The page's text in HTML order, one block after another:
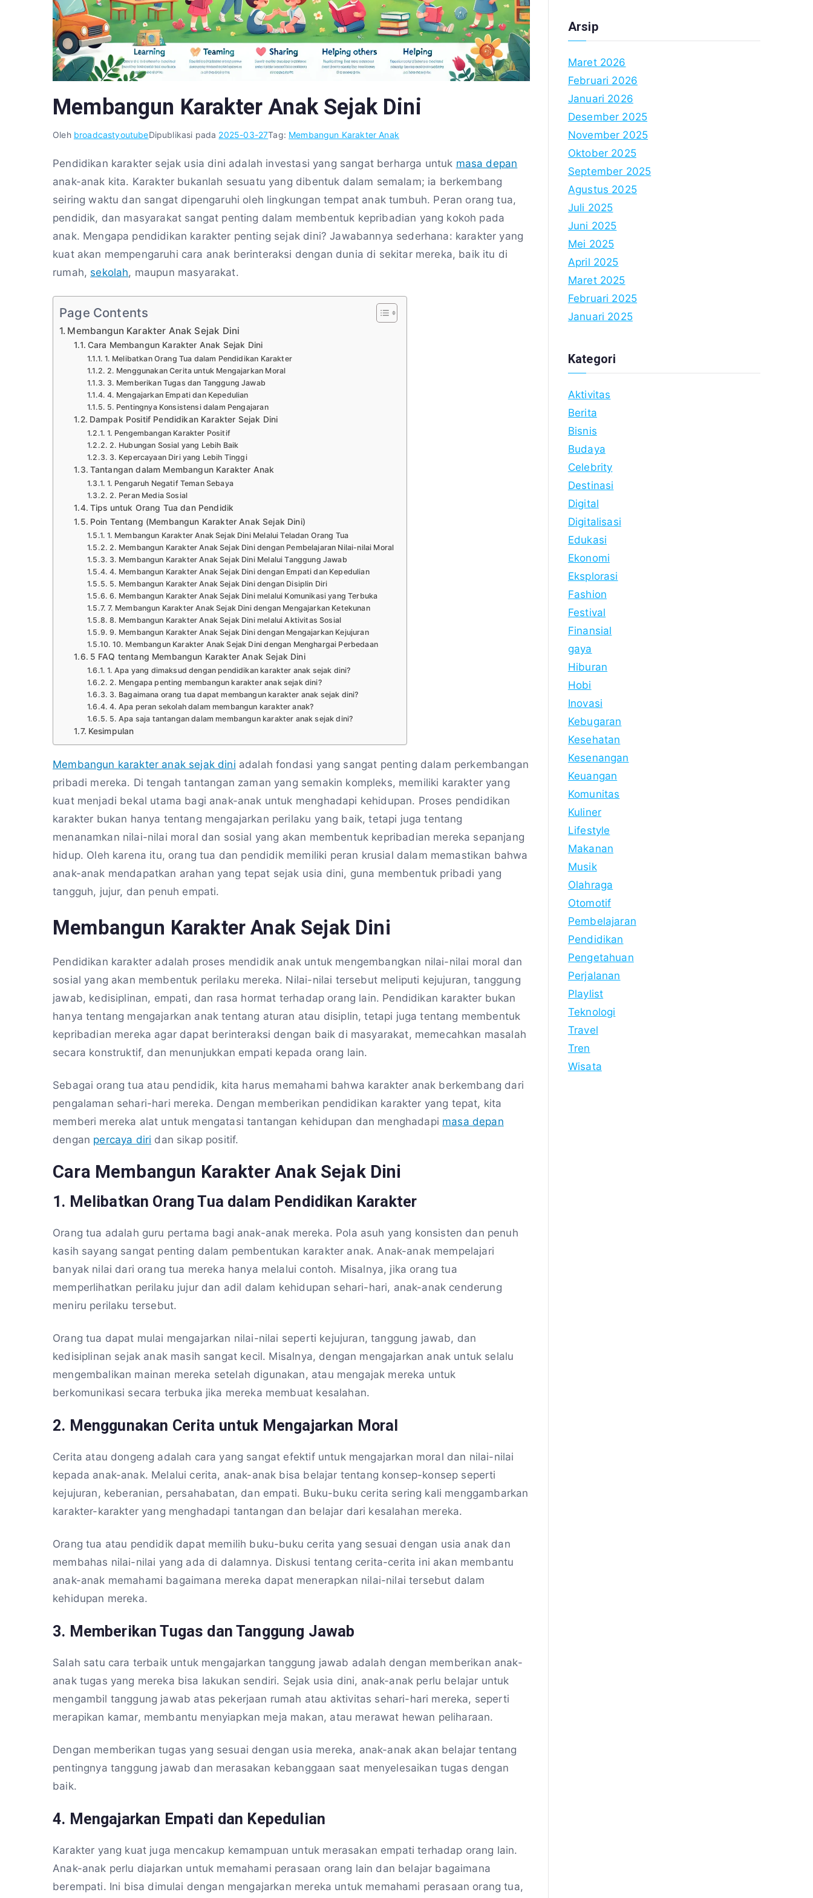
Membangun Karakter Anak Sejak Dini
Oleh broadcastyoutubeDipublikasi pada 2025-03-27Tag: Membangun Karakter Anak
Pendidikan karakter sejak usia dini adalah investasi yang sangat berharga untuk masa depan
anak-anak kita. Karakter bukanlah sesuatu yang dibentuk dalam semalam; ia berkembang
seiring waktu dan sangat dipengaruhi oleh lingkungan tempat anak tumbuh. Peran orang tua,
pendidik, dan masyarakat sangat penting dalam membentuk kepribadian yang kokoh pada
anak. Mengapa pendidikan karakter penting sejak dini? Jawabannya sederhana: karakter yang
kuat akan mempengaruhi cara anak berinteraksi dengan dunia di sekitar mereka, baik itu di
rumah, sekolah, maupun masyarakat.
Page Contents
Membangun Karakter Anak Sejak Dini
Cara Membangun Karakter Anak Sejak Dini
1. Melibatkan Orang Tua dalam Pendidikan Karakter
2. Menggunakan Cerita untuk Mengajarkan Moral
3. Memberikan Tugas dan Tanggung Jawab
4. Mengajarkan Empati dan Kepedulian
5. Pentingnya Konsistensi dalam Pengajaran
Dampak Positif Pendidikan Karakter Sejak Dini
1. Pengembangan Karakter Positif
2. Hubungan Sosial yang Lebih Baik
3. Kepercayaan Diri yang Lebih Tinggi
Tantangan dalam Membangun Karakter Anak
1. Pengaruh Negatif Teman Sebaya
2. Peran Media Sosial
Tips untuk Orang Tua dan Pendidik
Poin Tentang (Membangun Karakter Anak Sejak Dini)
1. Membangun Karakter Anak Sejak Dini Melalui Teladan Orang Tua
2. Membangun Karakter Anak Sejak Dini dengan Pembelajaran Nilai-nilai Moral
3. Membangun Karakter Anak Sejak Dini Melalui Tanggung Jawab
4. Membangun Karakter Anak Sejak Dini dengan Empati dan Kepedulian
5. Membangun Karakter Anak Sejak Dini dengan Disiplin Diri
6. Membangun Karakter Anak Sejak Dini melalui Komunikasi yang Terbuka
7. Membangun Karakter Anak Sejak Dini dengan Mengajarkan Ketekunan
8. Membangun Karakter Anak Sejak Dini melalui Aktivitas Sosial
9. Membangun Karakter Anak Sejak Dini dengan Mengajarkan Kejujuran
10. Membangun Karakter Anak Sejak Dini dengan Menghargai Perbedaan
5 FAQ tentang Membangun Karakter Anak Sejak Dini
1. Apa yang dimaksud dengan pendidikan karakter anak sejak dini?
2. Mengapa penting membangun karakter anak sejak dini?
3. Bagaimana orang tua dapat membangun karakter anak sejak dini?
4. Apa peran sekolah dalam membangun karakter anak?
5. Apa saja tantangan dalam membangun karakter anak sejak dini?
Kesimpulan
Membangun karakter anak sejak dini adalah fondasi yang sangat penting dalam perkembangan
pribadi mereka. Di tengah tantangan zaman yang semakin kompleks, memiliki karakter yang
kuat menjadi bekal utama bagi anak-anak untuk menghadapi kehidupan. Proses pendidikan
karakter bukan hanya tentang mengajarkan perilaku yang baik, tetapi juga tentang
menanamkan nilai-nilai moral dan sosial yang akan membentuk kepribadian mereka sepanjang
hidup. Oleh karena itu, orang tua dan pendidik memiliki peran krusial dalam memastikan bahwa
anak-anak mendapatkan arahan yang tepat sejak usia dini, guna membentuk pribadi yang
tangguh, jujur, dan penuh empati.
Membangun Karakter Anak Sejak Dini
Pendidikan karakter adalah proses mendidik anak untuk mengembangkan nilai-nilai moral dan
sosial yang akan membentuk perilaku mereka. Nilai-nilai tersebut meliputi kejujuran, tanggung
jawab, kedisiplinan, empati, dan rasa hormat terhadap orang lain. Pendidikan karakter bukan
hanya tentang mengajarkan anak tentang aturan atau disiplin, tetapi juga tentang membentuk
kepribadian mereka agar dapat berinteraksi dengan baik di masyarakat, memecahkan masalah
secara konstruktif, dan menunjukkan empati kepada orang lain.
Sebagai orang tua atau pendidik, kita harus memahami bahwa karakter anak berkembang dari
pengalaman sehari-hari mereka. Dengan memberikan pendidikan karakter yang tepat, kita
memberi mereka alat untuk mengatasi tantangan kehidupan dan menghadapi masa depan
dengan percaya diri dan sikap positif.
Cara Membangun Karakter Anak Sejak Dini
1. Melibatkan Orang Tua dalam Pendidikan Karakter
Orang tua adalah guru pertama bagi anak-anak mereka. Pola asuh yang konsisten dan penuh
kasih sayang sangat penting dalam pembentukan karakter anak. Anak-anak mempelajari
banyak nilai dari orang tua mereka hanya melalui contoh. Misalnya, jika orang tua
memperlihatkan perilaku jujur dan adil dalam kehidupan sehari-hari, anak-anak cenderung
meniru perilaku tersebut.
Orang tua dapat mulai mengajarkan nilai-nilai seperti kejujuran, tanggung jawab, dan
kedisiplinan sejak anak masih sangat kecil. Misalnya, dengan mengajarkan anak untuk selalu
mengembalikan mainan mereka setelah digunakan, atau mengajak mereka untuk
berkomunikasi secara terbuka jika mereka membuat kesalahan.
2. Menggunakan Cerita untuk Mengajarkan Moral
Cerita atau dongeng adalah cara yang sangat efektif untuk mengajarkan moral dan nilai-nilai
kepada anak-anak. Melalui cerita, anak-anak bisa belajar tentang konsep-konsep seperti
kejujuran, keberanian, persahabatan, dan empati. Buku-buku cerita sering kali menggambarkan
karakter-karakter yang menghadapi tantangan dan belajar dari kesalahan mereka.
Orang tua atau pendidik dapat memilih buku-buku cerita yang sesuai dengan usia anak dan
membahas nilai-nilai yang ada di dalamnya. Diskusi tentang cerita-cerita ini akan membantu
anak-anak memahami bagaimana mereka dapat menerapkan nilai-nilai tersebut dalam
kehidupan mereka.
3. Memberikan Tugas dan Tanggung Jawab
Salah satu cara terbaik untuk mengajarkan tanggung jawab adalah dengan memberikan anak-
anak tugas yang mereka bisa lakukan sendiri. Sejak usia dini, anak-anak perlu belajar untuk
mengambil tanggung jawab atas pekerjaan rumah atau aktivitas sehari-hari mereka, seperti
merapikan kamar, membantu menyiapkan meja makan, atau merawat hewan peliharaan.
Dengan memberikan tugas yang sesuai dengan usia mereka, anak-anak akan belajar tentang
pentingnya tanggung jawab dan merasakan kebanggaan saat menyelesaikan tugas dengan
baik.
4. Mengajarkan Empati dan Kepedulian
Karakter yang kuat juga mencakup kemampuan untuk merasakan empati terhadap orang lain.
Anak-anak perlu diajarkan untuk memahami perasaan orang lain dan belajar bagaimana
berempati. Ini bisa dimulai dengan mengajarkan mereka untuk memahami perasaan orang tua,
Arsip
Maret 2026
Februari 2026
Januari 2026
Desember 2025
November 2025
Oktober 2025
September 2025
Agustus 2025
Juli 2025
Juni 2025
Mei 2025
April 2025
Maret 2025
Februari 2025
Januari 2025
Kategori
Aktivitas
Berita
Bisnis
Budaya
Celebrity
Destinasi
Digital
Digitalisasi
Edukasi
Ekonomi
Eksplorasi
Fashion
Festival
Finansial
gaya
Hiburan
Hobi
Inovasi
Kebugaran
Kesehatan
Kesenangan
Keuangan
Komunitas
Kuliner
Lifestyle
Makanan
Musik
Olahraga
Otomotif
Pembelajaran
Pendidikan
Pengetahuan
Perjalanan
Playlist
Teknologi
Travel
Tren
Wisata